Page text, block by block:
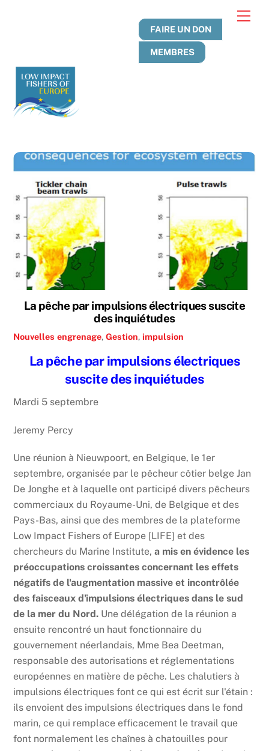
FAIRE UN DON
MEMBRES
La pêche par impulsions électriques suscite
des inquiétudes
Nouvelles engrenage,Gestion, impulsion
La pêche par impulsions électriques
suscite des inquiétudes
Mardi 5 septembre
Jeremy Percy
Une réunion à Nieuwpoort, en Belgique, le 1er
septembre, organisée par le pêcheur côtier belge Jan
De Jonghe et à laquelle ont participé divers pêcheurs
commerciaux du Royaume-Uni, de Belgique et des
Pays-Bas, ainsi que des membres de la plateforme
Low Impact Fishers of Europe [LIFE] et des
chercheurs du Marine Institute,a mis en évidence les
préoccupations croissantes concernant les effets
négatifs de l'augmentation massive et incontrôlée
des faisceaux d'impulsions électriques dans le sud
de la mer du Nord. Une délégation de la réunion a
ensuite rencontré un haut fonctionnaire du
gouvernement néerlandais, Mme Bea Deetman,
responsable des autorisations et réglementations
européennes en matière de pêche. Les chalutiers à
impulsions électriques font ce qui est écrit sur l'étain :
ils envoient des impulsions électriques dans le fond
marin, ce qui remplace efficacement le travail que
font normalement les chaînes à chatouilles pour